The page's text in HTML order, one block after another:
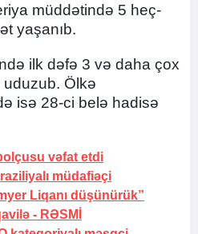
müddətində 5 heç-
yaşanıb.
ilk dəfə 3 və daha çox
Ölkə
isə 28-ci belə hadisə
vəfat etdi
müdafiəçi
Liqanı düşünürük”
- RƏSMİ